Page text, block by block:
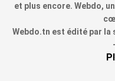
et plus encore. Webdo,
Webdo.tn est édité par la